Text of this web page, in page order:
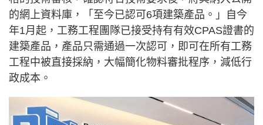
的網上資料庫，「至今已認可6項建築產品。」自今
年1月起，工務工程團隊已接受持有有效CPAS證書的
建築產品，產品只需通過一次認可，即可在所有工務
工程中被直接採納，大幅簡化物料審批程序，減低行
政成本。